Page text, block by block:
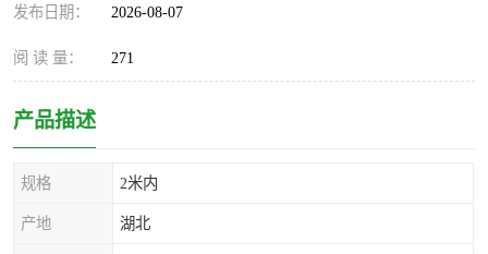
发布日期： 2026-08-07
阅 读 量： 271
产品描述
规格 2米内
产地 湖北